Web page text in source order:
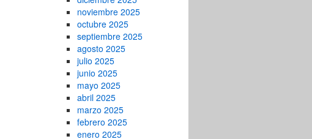
noviembre 2025
octubre 2025
septiembre 2025
agosto 2025
julio 2025
junio 2025
mayo 2025
abril 2025
marzo 2025
febrero 2025
enero 2025